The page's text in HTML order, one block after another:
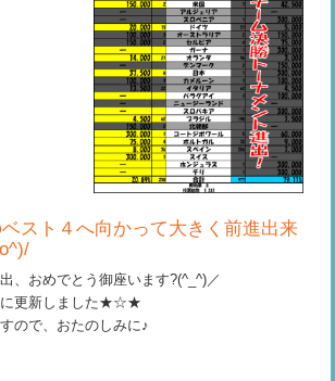
スト４へ向かって大きく前進出来
おめでとう御座います?(^_^)／
に更新しました★☆★
ので、おたのしみに♪